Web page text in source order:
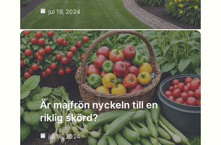
jul 19, 2024
Är majfrön nyckeln till en
riklig skörd?
jul 16, 2024